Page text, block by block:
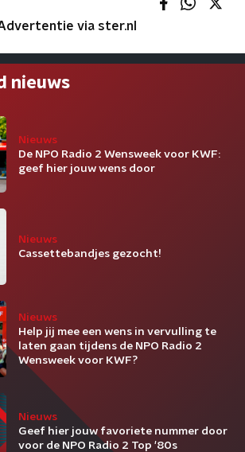
via ster.nl
nieuws
Nieuws
De NPO Radio 2 Wensweek voor KWF:
geef hier jouw wens door
Nieuws
Cassettebandjes gezocht!
Nieuws
Help jij mee een wens in vervulling te
laten gaan tijdens de NPO Radio 2
Wensweek voor KWF?
Nieuws
Geef hier jouw favoriete nummer door
voor de NPO Radio 2 Top '80s